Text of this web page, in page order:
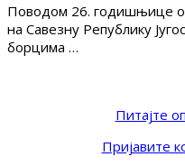
Поводом 26. годишњице
на Савезну Републику
борцима …
Питајте
Пријавите